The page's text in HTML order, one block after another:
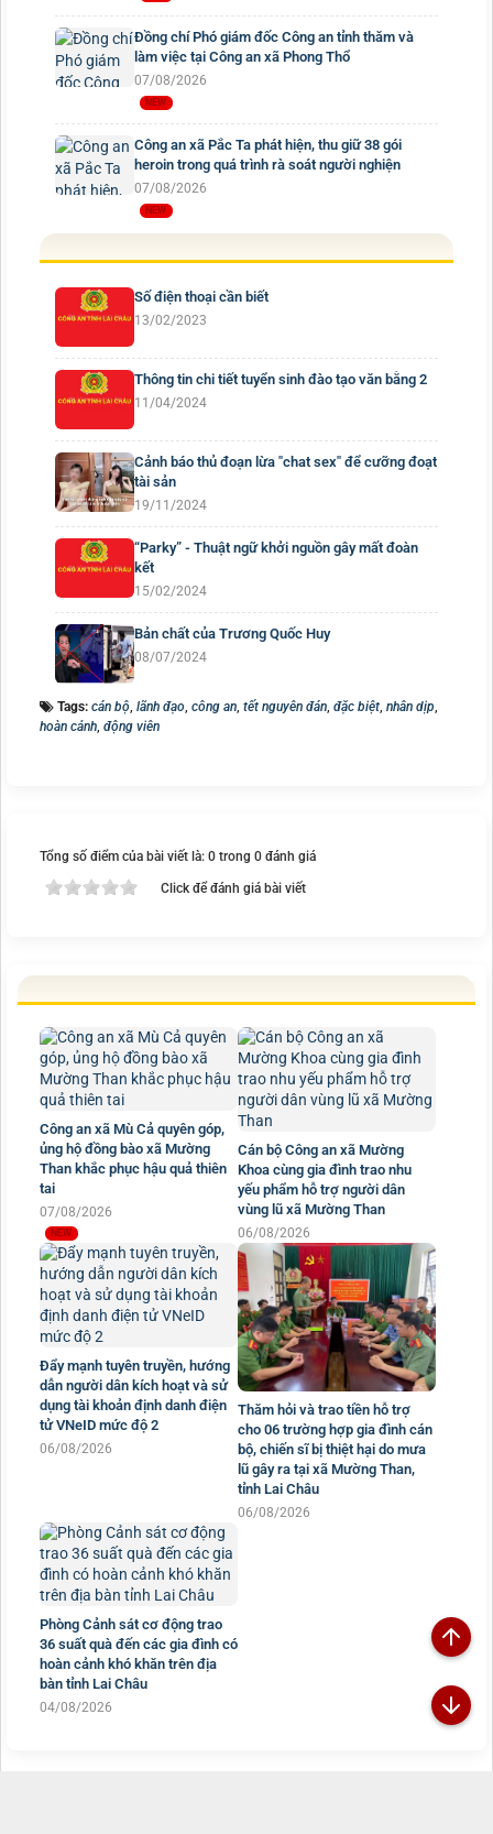
Đồng chí Phó giám đốc Công an tỉnh thăm và
làm việc tại Công an xã Phong Thổ
07/08/2026
Công an xã Pắc Ta phát hiện, thu giữ 38 gói
heroin trong quá trình rà soát người nghiện
07/08/2026
Số điện thoại cần biết
13/02/2023
Thông tin chi tiết tuyển sinh đào tạo văn bằng 2
11/04/2024
Cảnh báo thủ đoạn lừa "chat sex" để cưỡng đoạt
tài sản
19/11/2024
“Parky” - Thuật ngữ khởi nguồn gây mất đoàn
kết
15/02/2024
Bản chất của Trương Quốc Huy
08/07/2024
Tags: cán bộ, lãnh đạo, công an, tết nguyên đán, đặc biệt, nhân dịp,
hoàn cảnh, động viên
Tổng số điểm của bài viết là: 0 trong 0 đánh giá
Click để đánh giá bài viết
Công an xã Mù Cả quyên góp,
ủng hộ đồng bào xã Mường
Than khắc phục hậu quả thiên
tai
07/08/2026
Cán bộ Công an xã Mường
Khoa cùng gia đình trao nhu
yếu phẩm hỗ trợ người dân
vùng lũ xã Mường Than
06/08/2026
Đẩy mạnh tuyên truyền, hướng
dẫn người dân kích hoạt và sử
dụng tài khoản định danh điện
tử VNeID mức độ 2
06/08/2026
Thăm hỏi và trao tiền hỗ trợ
cho 06 trường hợp gia đình cán
bộ, chiến sĩ bị thiệt hại do mưa
lũ gây ra tại xã Mường Than,
tỉnh Lai Châu
06/08/2026
Phòng Cảnh sát cơ động trao
36 suất quà đến các gia đình có
hoàn cảnh khó khăn trên địa
bàn tỉnh Lai Châu
04/08/2026